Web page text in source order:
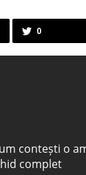
0
contești o
complet